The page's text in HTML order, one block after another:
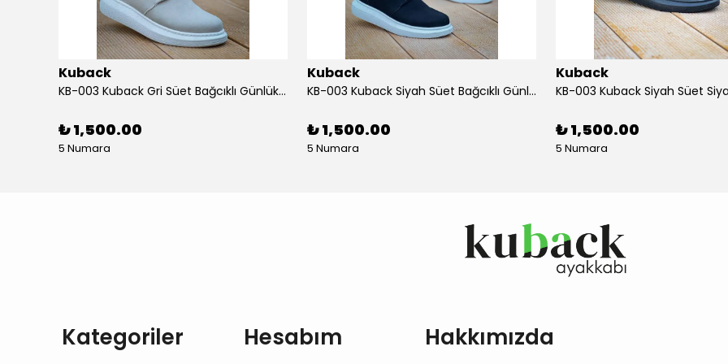
Kuback
KB-003 Kuback Gri Süet Bağcıklı Günlük Erkek Ayakkabı
₺ 1,500.00
5 Numara
Kuback
KB-003 Kuback Siyah Süet Bağcıklı Günlük Erkek Ayakkabı
₺ 1,500.00
5 Numara
Kuback
₺ 1,500.00
5 Numara
Kategoriler Hesabım Hakkımızda